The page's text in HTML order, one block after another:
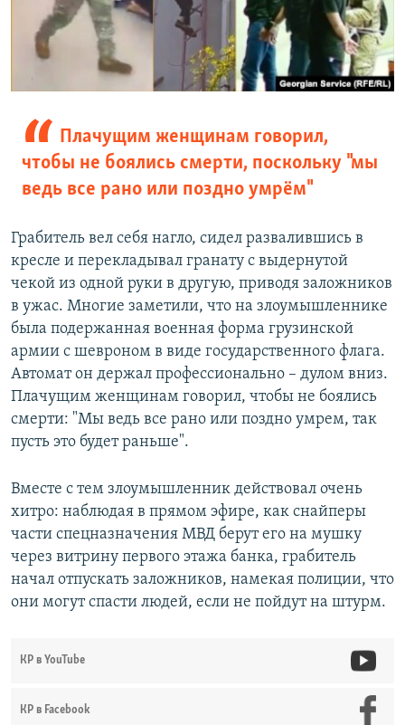
Плачущим женщинам говорил,
чтобы не боялись смерти, поскольку "мы
ведь все рано или поздно умрём"
Грабитель вел себя нагло, сидел развалившись в
кресле и перекладывал гранату с выдернутой
чекой из одной руки в другую, приводя заложников
в ужас. Многие заметили, что на злоумышленнике
была подержанная военная форма грузинской
армии с шевроном в виде государственного флага.
Автомат он держал профессионально – дулом вниз.
Плачущим женщинам говорил, чтобы не боялись
смерти: "Мы ведь все рано или поздно умрем, так
пусть это будет раньше".
Вместе с тем злоумышленник действовал очень
хитро: наблюдая в прямом эфире, как снайперы
части спецназначения МВД берут его на мушку
через витрину первого этажа банка, грабитель
начал отпускать заложников, намекая полиции, что
они могут спасти людей, если не пойдут на штурм.
КР в YouTube
КР в Facebook